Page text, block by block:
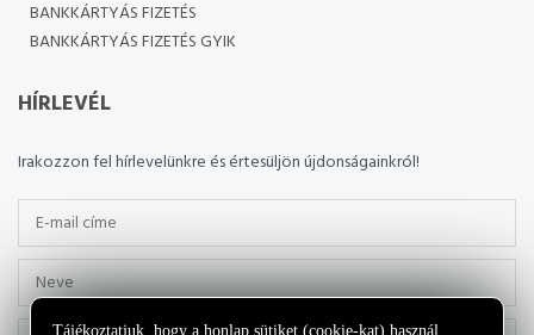
BANKKÁRTYÁS FIZETÉS
BANKKÁRTYÁS FIZETÉS GYIK
HÍRLEVÉL
Irakozzon fel hírlevelünkre és értesüljön újdonságainkról!
Tájékoztatjuk, hogy a honlap sütiket (cookie-kat) használ